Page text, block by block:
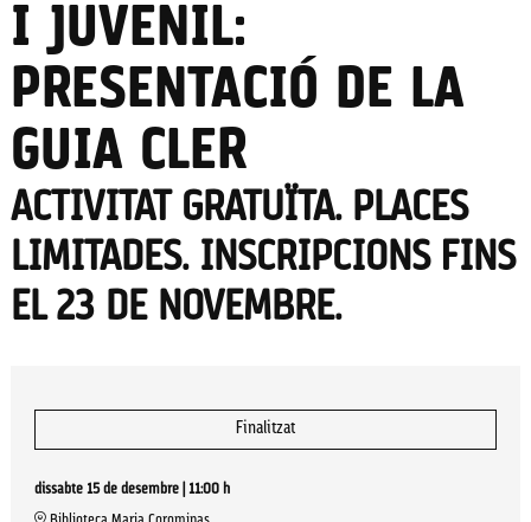
I JUVENIL:
PRESENTACIÓ DE LA
GUIA CLER
ACTIVITAT GRATUÏTA. PLACES
LIMITADES. INSCRIPCIONS FINS
EL 23 DE NOVEMBRE.
Finalitzat
dissabte 15 de desembre
11:00 h